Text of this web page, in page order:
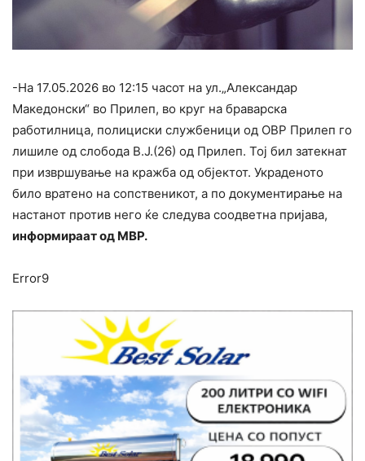
-На 17.05.2026 во 12:15 часот на ул.„Александар
Македонски“ во Прилеп, во круг на браварска
работилница, полициски службеници од ОВР Прилеп го
лишиле од слобода В.Ј.(26) од Прилеп. Тој бил затекнат
при извршување на кражба од објектот. Украденото
било вратено на сопственикот, а по документирање на
настанот против него ќе следува соодветна пријава,
информираат од МВР.
Error9